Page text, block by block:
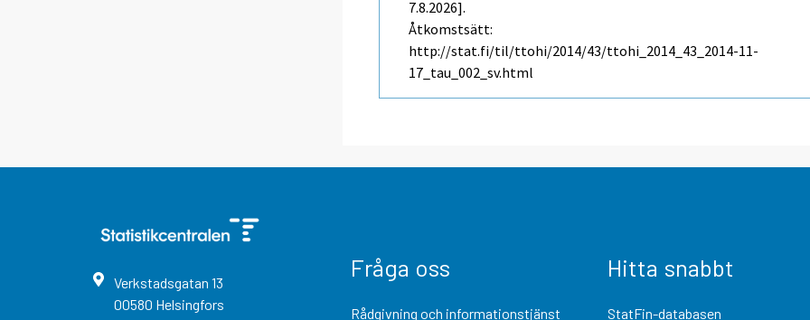
7.8.2026].
Åtkomstsätt:
http://stat.fi/til/ttohi/2014/43/ttohi_2014_43_2014-11-
17_tau_002_sv.html
Verkstadsgatan 13
00580 Helsingfors
Fråga oss
Rådgivning och informationstjänst
Hitta snabbt
StatFin-databasen